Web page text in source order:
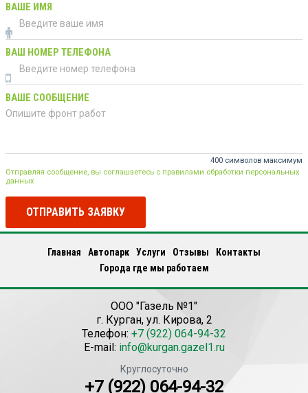
ВАШЕ ИМЯ
ВАШ НОМЕР ТЕЛЕФОНА
ВАШЕ СООБЩЕНИЕ
400 символов максимум
Отправляя сообщение, вы соглашаетесь с правилами обработки персональных
данных
ОТПРАВИТЬ ЗАЯВКУ
Главная Автопарк Услуги Отзывы
Контакты
Города где мы работаем
ООО "Газель №1"
г. Курган, ул. Кирова, 2
Телефон: +7 (922) 064-94-32
E-mail: info@kurgan.gazel1.ru
Круглосуточно
+7 (922) 064-94-32